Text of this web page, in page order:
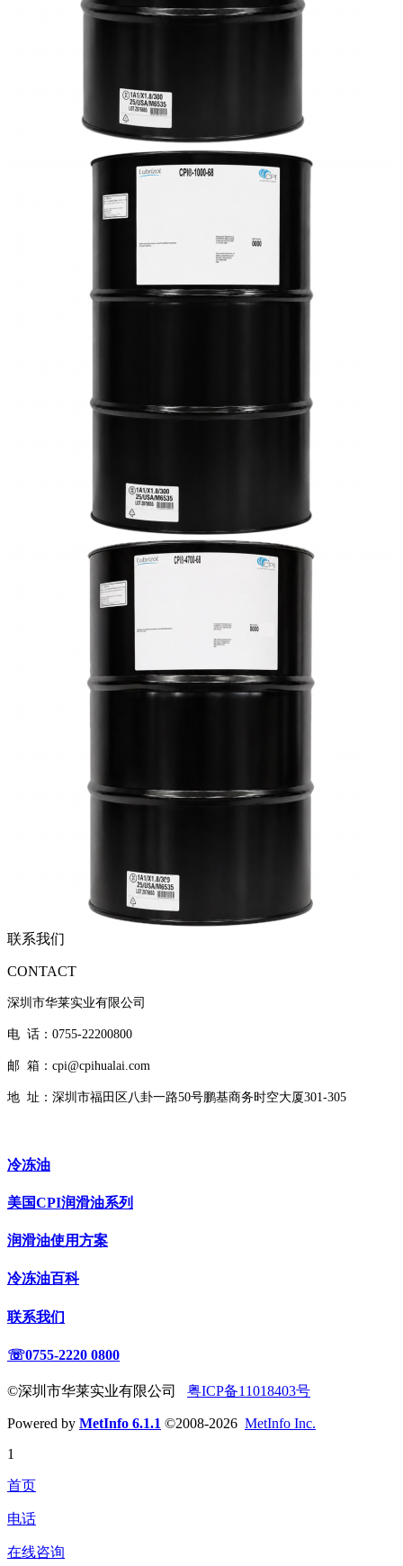
联系我们
CONTACT
深圳市华莱实业有限公司
电 话：0755-22200800
邮 箱：cpi@cpihualai.com
地 址： 深圳市福田区八卦一路50号鹏基商务时空大厦301-305
冷冻油
美国CPI润滑油系列
润滑油使用方案
冷冻油百科
联系我们
☏0755-2220 0800
©深圳市华莱实业有限公司 粤ICP备11018403号
Powered by MetInfo 6.1.1 ©2008-2026 MetInfo Inc.
1
首页
电话
在线咨询